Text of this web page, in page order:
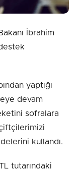
İbrahim
yaptığı
devam
sofralara
kullandı.
tutarındaki